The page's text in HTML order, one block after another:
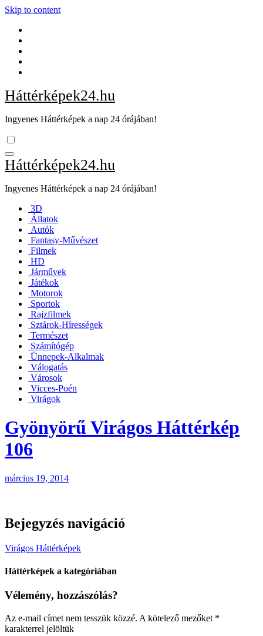
Skip to content
Háttérképek24.hu
Ingyenes Háttérképek a nap 24 órájában!
Háttérképek24.hu
Ingyenes Háttérképek a nap 24 órájában!
3D
Állatok
Autók
Fantasy-Művészet
Filmek
HD
Járművek
Játékok
Motorok
Sportok
Rajzfilmek
Sztárok-Hírességek
Természet
Számítógép
Ünnepek-Alkalmak
Válogatás
Városok
Vicces-Poén
Virágok
Gyönyörű Virágos Háttérkép
106
március 19, 2014
Bejegyzés navigáció
Virágos Háttérképek
Háttérképek a kategóriában
Vélemény, hozzászólás?
Az e-mail címet nem tesszük közzé. A kötelező mezőket *
karakterrel jelöltük